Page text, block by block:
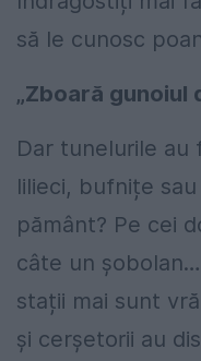
să le cunosc
„Zboară gunoiul
Dar tunelurile au
lilieci, bufnițe
pământ? Pe cei
câte un
stații mai sunt
și cerșetorii au